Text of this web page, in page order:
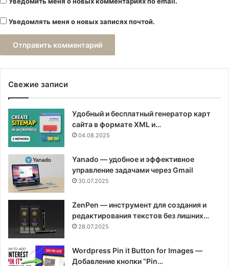
Уведомлять меня о новых записях почтой.
Свежие записи
Удобный и бесплатный генератор карт
сайта в формате XML и…
04.08.2025
Yanado — удобное и эффективное
управление задачами через Gmail
30.07.2025
ZenPen — инструмент для создания и
редактирования текстов без лишних…
28.07.2025
Wordpress Pin it Button for Images —
Добавление кнопки “Pin…